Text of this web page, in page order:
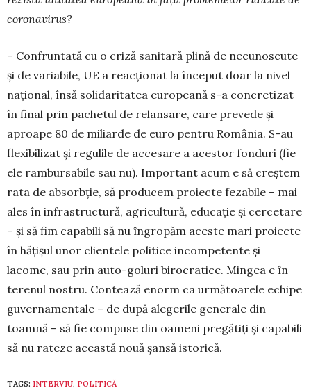
coro­na­virus?
– Confruntată cu o criză sanitară plină de necunoscute
și de variabile, UE a reacționat la început doar la nivel
național, însă solidaritatea europeană s-a concretizat
în final prin pachetul de relansare, care prevede și
aproape 80 de miliarde de euro pentru România. S-au
flexi­bilizat și regulile de accesare a acestor fonduri (fie
ele rambursabile sau nu). Important acum e să creștem
rata de absorbție, să producem pro­iecte fezabile – mai
ales în infrastructură, agri­cultură, educație și cercetare
– și să fim capabili să nu îngropăm aceste mari proiecte
în hățișul unor clientele politice incompetente și
lacome, sau prin auto-goluri birocratice. Mingea e în
terenul nostru. Contează enorm ca următoarele echipe
guvernamentale – de după alegerile generale din
toamnă – să fie compuse din oameni pregătiți și capabili
să nu rateze această nouă șansă istorică.
TAGS: INTERVIU, POLITICĂ